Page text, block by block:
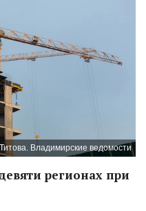
Владимирские ведомости
регионах при